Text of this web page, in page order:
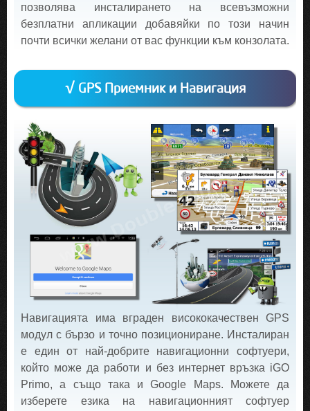
позволява инсталирането на всевъзможни
безплатни апликации добавяйки по този начин
почти всички желани от вас функции към конзолата.
√ GPS Приемник и Навигация
Навигацията има вграден висококачествен GPS
модул с бързо и точно позициониране. Инсталиран
е един от най-добрите навигационни софтуери,
който може да работи и без интернет връзка iGO
Primo, а също така и Google Maps. Можете да
изберете езика на навигационният софтуер